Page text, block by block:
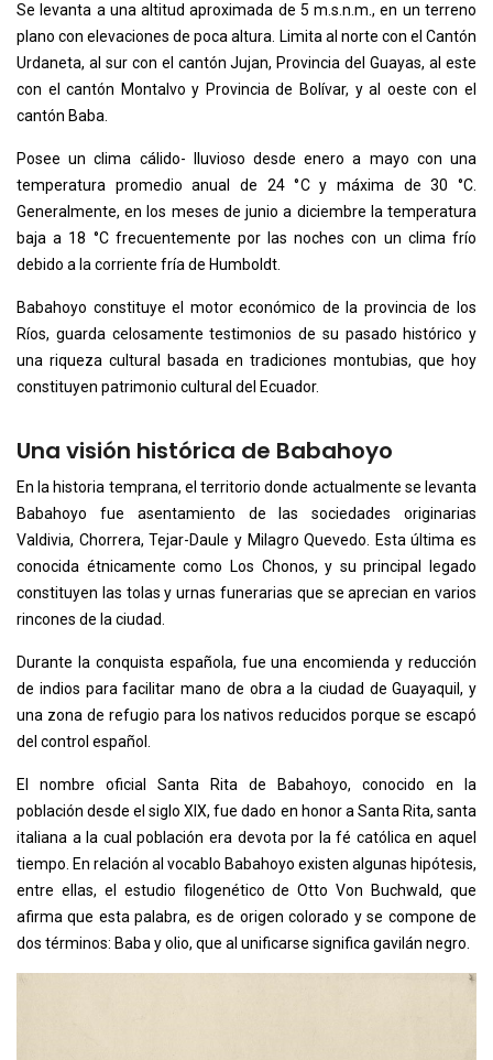
Se levanta a una altitud aproximada de 5 m.s.n.m., en un terreno
plano con elevaciones de poca altura. Limita al norte con el Cantón
Urdaneta, al sur con el cantón Jujan, Provincia del Guayas, al este
con el cantón Montalvo y Provincia de Bolívar, y al oeste con el
cantón Baba.
Posee un clima cálido- lluvioso desde enero a mayo con una
temperatura promedio anual de 24 °C y máxima de 30 °C.
Generalmente, en los meses de junio a diciembre la temperatura
baja a 18 °C frecuentemente por las noches con un clima frío
debido a la corriente fría de Humboldt.
Babahoyo constituye el motor económico de la provincia de los
Ríos, guarda celosamente testimonios de su pasado histórico y
una riqueza cultural basada en tradiciones montubias, que hoy
constituyen patrimonio cultural del Ecuador.
Una visión histórica de Babahoyo
En la historia temprana, el territorio donde actualmente se levanta
Babahoyo fue asentamiento de las sociedades originarias
Valdivia, Chorrera, Tejar-Daule y Milagro Quevedo. Esta última es
conocida étnicamente como Los Chonos, y su principal legado
constituyen las tolas y urnas funerarias que se aprecian en varios
rincones de la ciudad.
Durante la conquista española, fue una encomienda y reducción
de indios para facilitar mano de obra a la ciudad de Guayaquil, y
una zona de refugio para los nativos reducidos porque se escapó
del control español.
El nombre oficial Santa Rita de Babahoyo, conocido en la
población desde el siglo XIX, fue dado en honor a Santa Rita, santa
italiana a la cual población era devota por la fé católica en aquel
tiempo. En relación al vocablo Babahoyo existen algunas hipótesis,
entre ellas, el estudio filogenético de Otto Von Buchwald, que
afirma que esta palabra, es de origen colorado y se compone de
dos términos: Baba y olio, que al unificarse significa gavilán negro.